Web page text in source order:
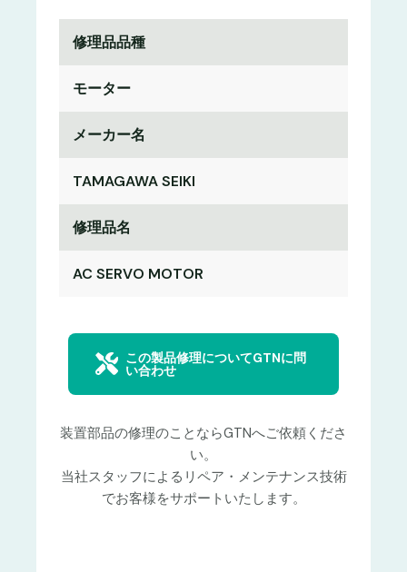
修理品品種
モーター
メーカー名
TAMAGAWA SEIKI
修理品名
AC SERVO MOTOR
この製品修理についてGTNに問
い合わせ
装置部品の修理のことならGTNへご依頼くださ
い。
当社スタッフによるリペア・メンテナンス技術
でお客様をサポートいたします。